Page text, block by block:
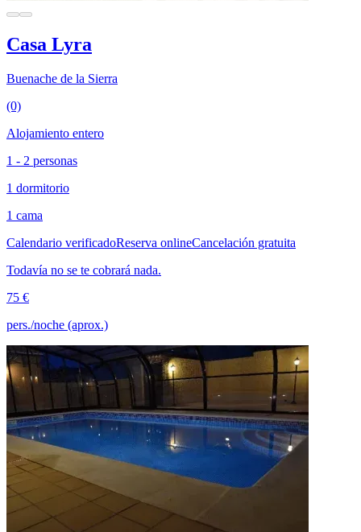
Casa Lyra
Buenache de la Sierra
(0)
Alojamiento entero
1 - 2 personas
1 dormitorio
1 cama
Calendario verificadoReserva onlineCancelación gratuita
Todavía no se te cobrará nada.
75 €
pers./noche (aprox.)